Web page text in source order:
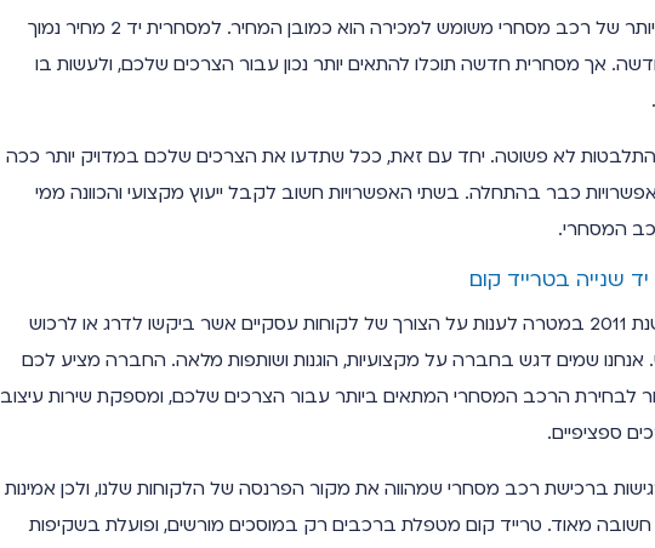
היתרון המשמעותי ביותר של רכב מסחרי משומש למכירה הוא כמובן המחיר. למסחרית יד 2 מחיר נמוך
אך מסחרית חדשה תוכלו להתאים יותר נכון עבור הצרכים שלכם, ולעשות בו
לא פשוטה. יחד עם זאת, ככל שתדעו את הצרכים שלכם במדויק יותר ככה
כבר בהתחלה. בשתי האפשרויות חשוב לקבל ייעוץ מקצועי והכוונה ממי
המסחרי.
שנייה בטרייד קום
טרייד קום נוסדה בשנת 2011 במטרה לענות על הצורך של לקוחות עסקיים אשר ביקשו לדרג או לרכוש
שמים דגש בחברה על מקצועיות, הוגנות ושותפות מלאה. החברה מציע לכם
לבחירת הרכב המסחרי המתאים ביותר עבור הצרכים שלכם, ומספקת שירות עיצוב
ספציפיים.
ברכישת רכב מסחרי שמהווה את מקור הפרנסה של הלקוחות שלנו, ולכן אמינות
חשובה מאוד. טרייד קום מטפלת ברכבים רק במוסכים מורשים, ופועלת בשקיפות